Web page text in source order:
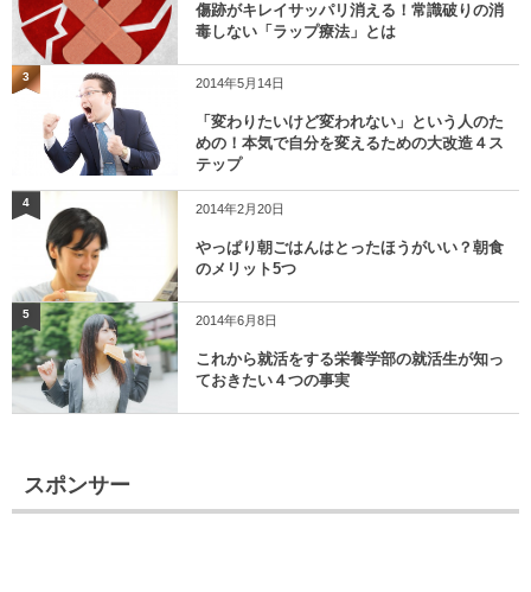
傷跡がキレイサッパリ消える！常識破りの消
毒しない「ラップ療法」とは
3 2014年5月14日
「変わりたいけど変われない」という人のた
めの！本気で自分を変えるための大改造４ス
テップ
4 2014年2月20日
やっぱり朝ごはんはとったほうがいい？朝食
のメリット5つ
5 2014年6月8日
これから就活をする栄養学部の就活生が知っ
ておきたい４つの事実
スポンサー